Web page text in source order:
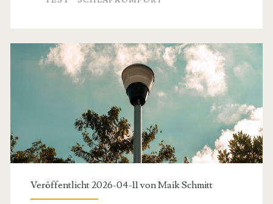
für
erholsamen
im
Gäste-
oder
Veröffentlicht 2026-04-11 vonMaik Schmitt